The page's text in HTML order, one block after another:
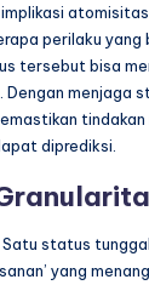
perilaku yang
tersebut bisa
Dengan menjaga
tindakan
diprediksi.
Satu status
yang